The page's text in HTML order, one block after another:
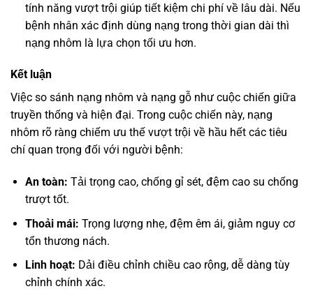
tính năng vượt trội giúp tiết kiệm chi phí về lâu dài. Nếu
bệnh nhân xác định dùng nạng trong thời gian dài thì
nạng nhôm là lựa chọn tối ưu hơn.
Kết luận
Việc so sánh nạng nhôm và nạng gỗ như cuộc chiến giữa
truyền thống và hiện đại. Trong cuộc chiến này, nạng
nhôm rõ ràng chiếm ưu thế vượt trội về hầu hết các tiêu
chí quan trọng đối với người bệnh:
An toàn: Tải trọng cao, chống gỉ sét, đệm cao su chống
trượt tốt.
Thoải mái: Trọng lượng nhẹ, đệm êm ái, giảm nguy cơ
tổn thương nách.
Linh hoạt: Dải điều chỉnh chiều cao rộng, dễ dàng tùy
chỉnh chính xác.